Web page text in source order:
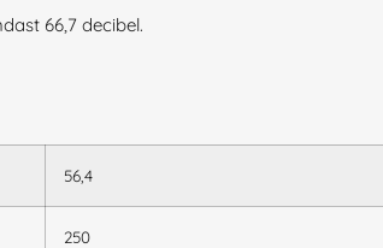
66,7 decibel.
56,4
250